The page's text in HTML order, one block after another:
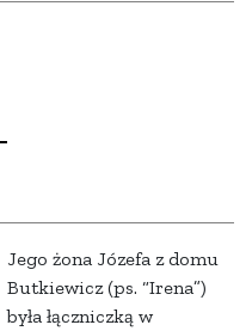
Jego żona Józefa z domu
Butkiewicz (ps. “Irena”)
była łączniczką w